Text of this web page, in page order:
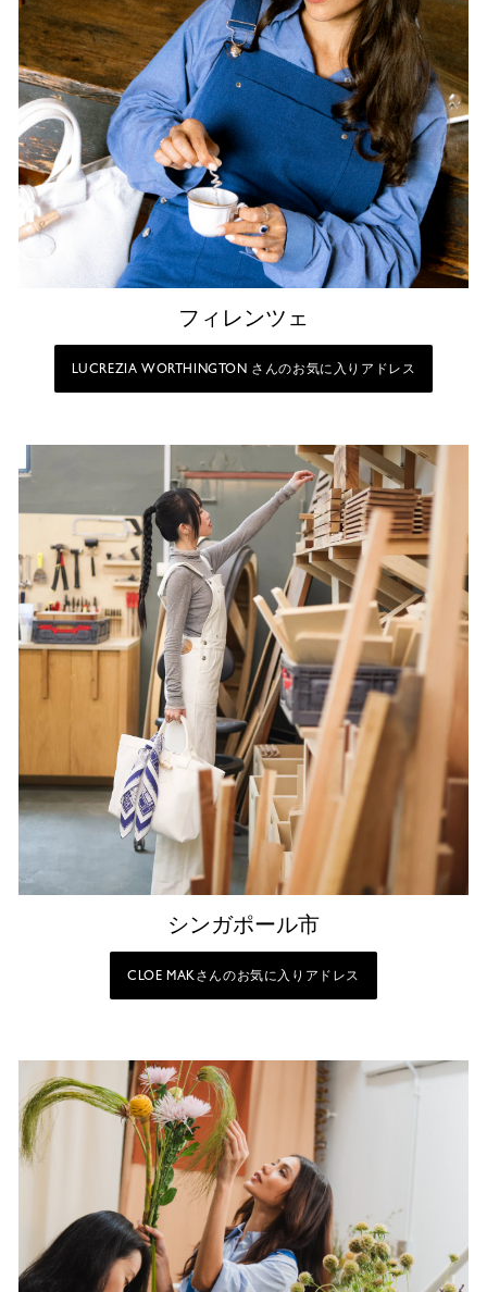
フィレンツェ
LUCREZIA WORTHINGTON さんのお気に入りアドレス
シンガポール市
CLOE MAKさんのお気に入りアドレス